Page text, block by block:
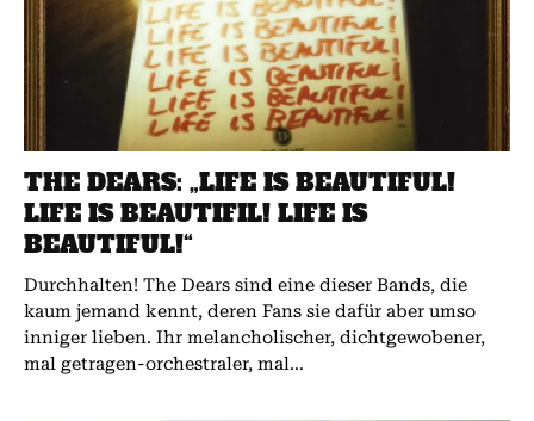
THE DEARS: „LIFE IS BEAUTIFUL!
LIFE IS BEAUTIFIL! LIFE IS
BEAUTIFUL!“
Durchhalten! The Dears sind eine dieser Bands, die
kaum jemand kennt, deren Fans sie dafür aber umso
inniger lieben. Ihr melancholischer, dichtgewobener,
mal getragen-orchestraler, mal...